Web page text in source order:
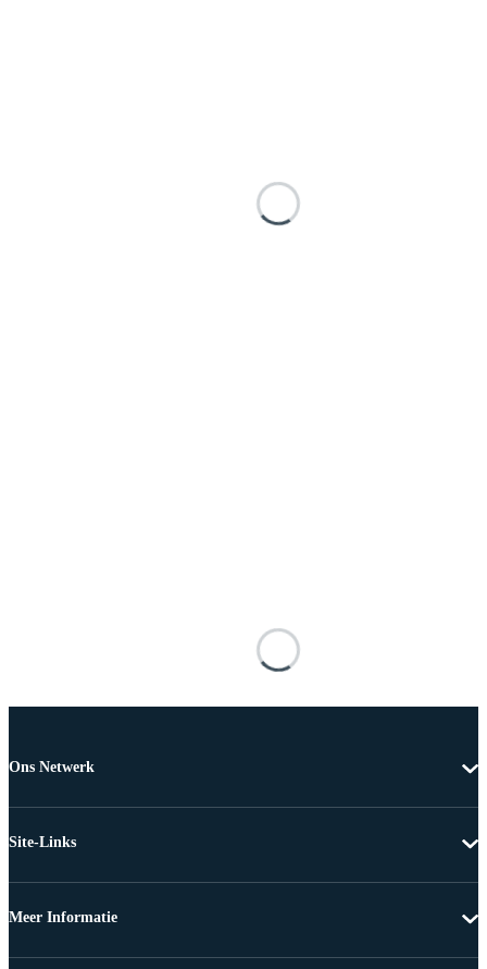
Ons Netwerk
Site-Links
Meer Informatie